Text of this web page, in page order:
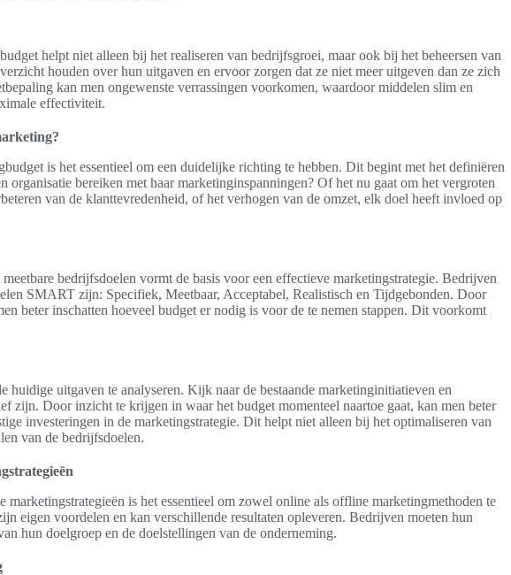
helpt niet alleen bij het realiseren van bedrijfsgroei, maar ook bij het beheersen van
houden over hun uitgaven en ervoor zorgen dat ze niet meer uitgeven dan ze zich
kan men ongewenste verrassingen voorkomen, waardoor middelen slim en
effectiviteit.
is het essentieel om een duidelijke richting te hebben. Dit begint met het definiëren
organisatie bereiken met haar marketinginspanningen? Of het nu gaat om het vergroten
van de klanttevredenheid, of het verhogen van de omzet, elk doel heeft invloed op
bedrijfsdoelen vormt de basis voor een effectieve marketingstrategie. Bedrijven
SMART zijn: Specifiek, Meetbaar, Acceptabel, Realistisch en Tijdgebonden. Door
beter inschatten hoeveel budget er nodig is voor de te nemen stappen. Dit voorkomt
huidige uitgaven te analyseren. Kijk naar de bestaande marketinginitiatieven en
zijn. Door inzicht te krijgen in waar het budget momenteel naartoe gaat, kan men beter
investeringen in de marketingstrategie. Dit helpt niet alleen bij het optimaliseren van
van de bedrijfsdoelen.
is het essentieel om zowel online als offline marketingmethoden te
eigen voordelen en kan verschillende resultaten opleveren. Bedrijven moeten hun
hun doelgroep en de doelstellingen van de onderneming.